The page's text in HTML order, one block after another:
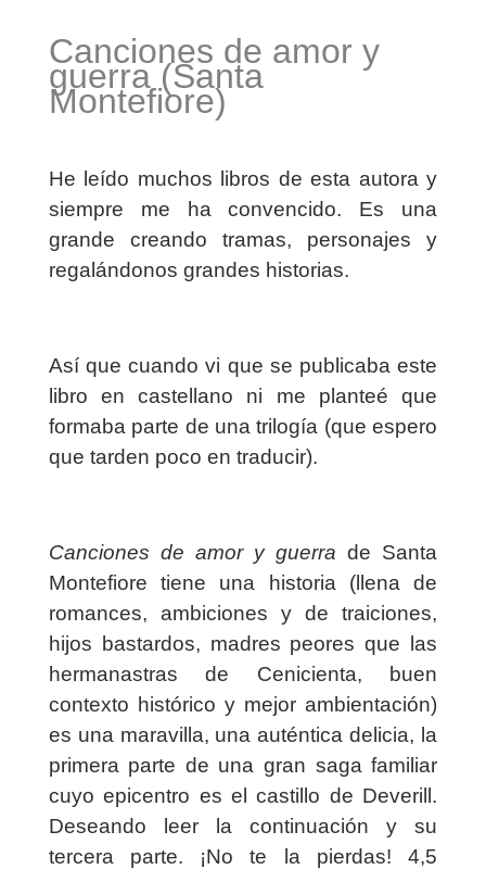
Canciones de amor y
guerra (Santa
Montefiore)
He leído muchos libros de esta autora y
siempre me ha convencido. Es una
grande creando tramas, personajes y
regalándonos grandes historias.
Así que cuando vi que se publicaba este
libro en castellano ni me planteé que
formaba parte de una trilogía (que espero
que tarden poco en traducir).
Canciones de amor y guerrade Santa
Montefiore tiene una historia (llena de
romances, ambiciones y de traiciones,
hijos bastardos, madres peores que las
hermanastras de Cenicienta, buen
contexto histórico y mejor ambientación)
es una maravilla, una auténtica delicia, la
primera parte de una gran saga familiar
cuyo epicentro es el castillo de Deverill.
Deseando leer la continuación y su
tercera parte. ¡No te la pierdas!4,5